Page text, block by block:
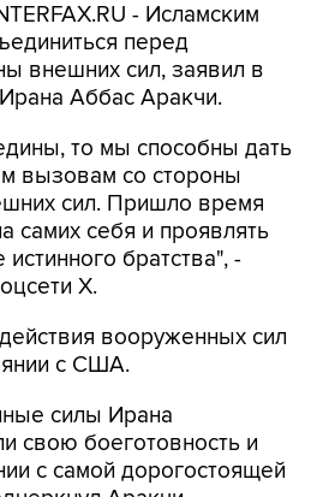
- Исламским
перед
внешних сил, заявил в
Аббас Аракчи.
то мы способны дать
вызовам со стороны
сил. Пришло время
самих себя и проявлять
братства", -
Х.
вооруженных сил
с США.
силы Ирана
свою боеготовность и
с самой дорогостоящей